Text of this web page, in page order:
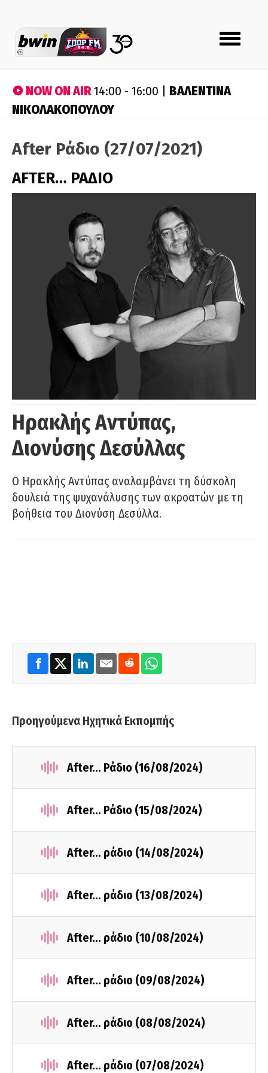
Toggle
navigation
NOW ON AIR14:00 - 16:00 | ΒΑΛΕΝΤΙΝΑ
ΝΙΚΟΛΑΚΟΠΟΥΛΟΥ
After Ράδιο (27/07/2021)
AFTER… ΡΑΔΙΟ
Ηρακλής Αντύπας,
Διονύσης Δεσύλλας
Ο Ηρακλής Αντύπας αναλαμβάνει τη δύσκολη
δουλειά της ψυχανάλυσης των ακροατών με τη
βοήθεια του Διονύση Δεσύλλα.
Προηγούμενα Ηχητικά Εκπομπής
After... Ράδιο (16/08/2024)
After... Ράδιο (15/08/2024)
After... ράδιο (14/08/2024)
After... ράδιο (13/08/2024)
After... ράδιο (10/08/2024)
After... ράδιο (09/08/2024)
After... ράδιο (08/08/2024)
After... ράδιο (07/08/2024)